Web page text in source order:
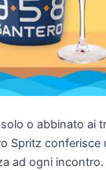
o abbinato ai
Spritz conferisce
ad ogni incontro.